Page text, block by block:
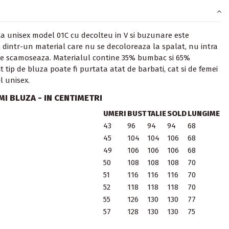
unisex model 01C cu decolteu in V si buzunare este
un material care nu se decoloreaza la spalat, nu intra
scamoseaza. Materialul contine 35% bumbac si 65%
tip de bluza poate fi purtata atat de barbati, cat si de femei
unisex.
BLUZA - IN CENTIMETRI
UMERI BUSTTALIESOLDLUNGIME
43 96 94 94
68
45 104 104 106
68
49 106 106 106
68
50 108 108 108
70
51 116 116 116
70
52 118 118 118
70
55 126 130 130
77
57 128 130 130 75